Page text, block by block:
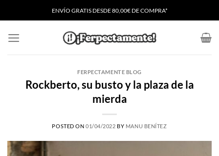
ENVÍO GRATIS DESDE 80,00€ DE COMPRA*
FERPECTAMENTE BLOG
Rockberto, su busto y la plaza de la
mierda
POSTED ON 01/04/2022 BY MANU BENÍTEZ